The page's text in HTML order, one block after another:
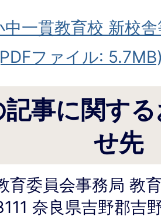
中一貫教育校 新校
ファイル:
記事に関す
せ先
育委員会事務局 教
奈良県吉野郡吉